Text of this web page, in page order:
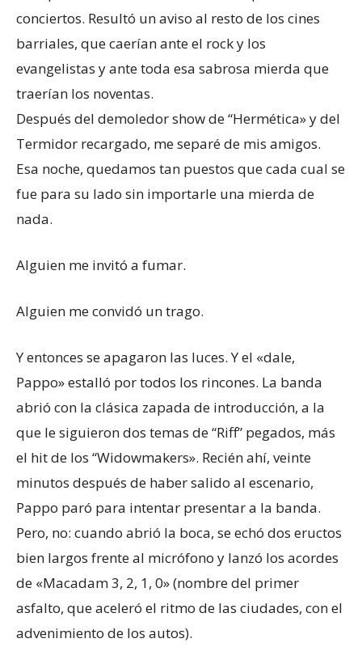
conciertos. Resultó un aviso al resto de los cines
barriales, que caerían ante el rock y los
evangelistas y ante toda esa sabrosa mierda que
traerían los noventas.
Después del demoledor show de “Hermética» y del
Termidor recargado, me separé de mis amigos.
Esa noche, quedamos tan puestos que cada cual se
fue para su lado sin importarle una mierda de
nada.
Alguien me invitó a fumar.
Alguien me convidó un trago.
Y entonces se apagaron las luces. Y el «dale,
Pappo» estalló por todos los rincones. La banda
abrió con la clásica zapada de introducción, a la
que le siguieron dos temas de “Riff” pegados, más
el hit de los “Widowmakers». Recién ahí, veinte
minutos después de haber salido al escenario,
Pappo paró para intentar presentar a la banda.
Pero, no: cuando abrió la boca, se echó dos eructos
bien largos frente al micrófono y lanzó los acordes
de «Macadam 3, 2, 1, 0» (nombre del primer
asfalto, que aceleró el ritmo de las ciudades, con el
advenimiento de los autos).